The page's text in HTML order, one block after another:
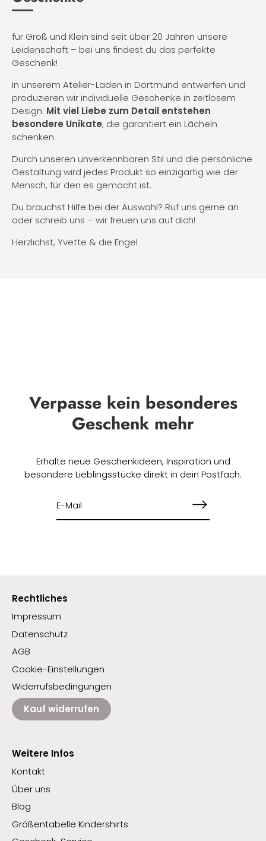
für Groß und Klein sind seit über 20 Jahren unsere
Leidenschaft – bei uns findest du das perfekte
Geschenk!
In unserem Atelier-Laden in Dortmund entwerfen und
produzieren wir individuelle Geschenke in zeitlosem
Design. Mit viel Liebe zum Detail entstehen
besondere Unikate, die garantiert ein Lächeln
schenken.
Durch unseren unverkennbaren Stil und die persönliche
Gestaltung wird jedes Produkt so einzigartig wie der
Mensch, für den es gemacht ist.
Du brauchst Hilfe bei der Auswahl? Ruf uns gerne an
oder schreib uns – wir freuen uns auf dich!
Herzlichst, Yvette & die Engel
Verpasse kein besonderes
Geschenk mehr
Erhalte neue Geschenkideen, Inspiration und
besondere Lieblingsstücke direkt in dein Postfach.
Rechtliches
Impressum
Datenschutz
AGB
Cookie-Einstellungen
Widerrufsbedingungen
Kauf widerrufen
Weitere Infos
Kontakt
Über uns
Blog
Größentabelle Kindershirts